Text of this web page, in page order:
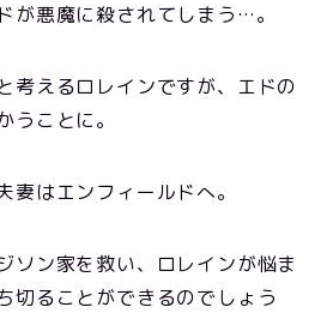
が悪魔に殺されてしまう…。
考えるロレインですが、エドの
うことに。
妻はエンフィールドへ。
ソン家を救い、ロレインが悩ま
切ることができるのでしょう